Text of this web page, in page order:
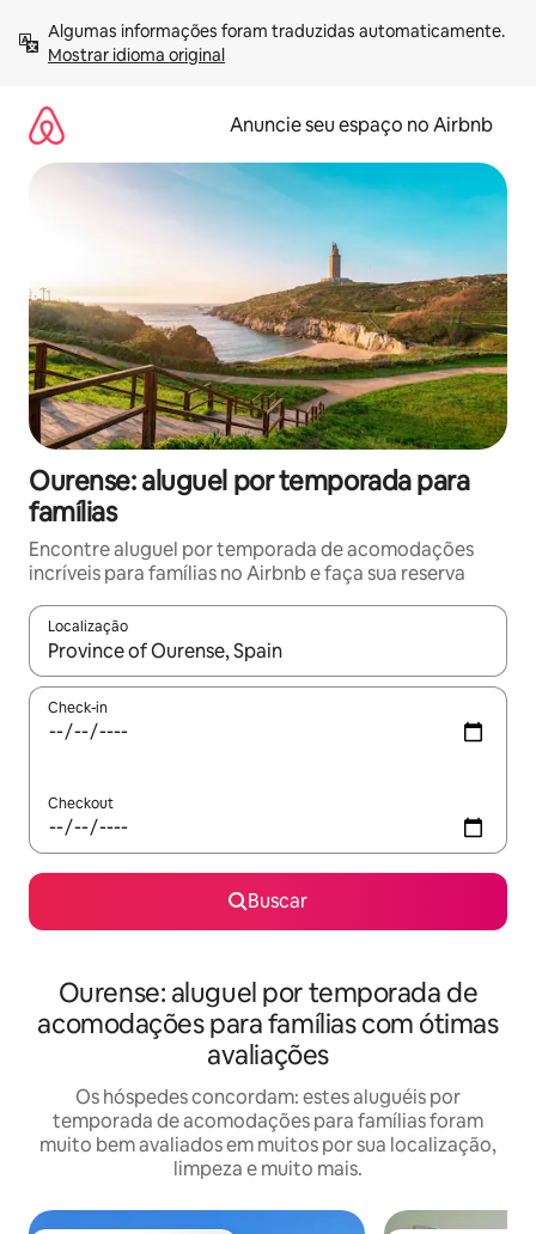
para
Mostrar idioma original
Anuncie seu espaço no Airbnb
Ourense: aluguel por temporada para
famílias
Encontre aluguel por temporada de acomodações
incríveis para famílias no Airbnb e faça sua reserva
Localização
Quando os resultados estiverem disponíveis, explore-os
Check-in
Checkout
Buscar
Ourense: aluguel por temporada de
acomodações para famílias com ótimas
avaliações
Os hóspedes concordam: estes aluguéis por
temporada de acomodações para famílias foram
muito bem avaliados em muitos por sua localização,
limpeza e muito mais.